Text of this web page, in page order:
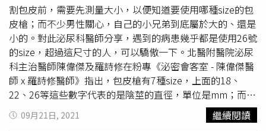
老婆知道，只好用暗號訴苦，還相約朋友吃冰，而其中的老
虎圖形，暗指原PO為「母老虎」，讓原PO看了哭笑不得。
這位人夫深怕被老婆知道，只好用暗號訴苦，還相約朋友吃
冰。（圖／翻攝爆怨公社）原PO終於鬆口氣表示，「到底
要多無聊，才會這麼多出頭？我只是禁止吃冰而已，一整個
夏天每天都兩碗剉冰...有點太過頭。至於股票...頭痛，男人
啊」，網友看完後秒跪在地上，笑虧「笑死 ～要多鐵的兄
弟才能溝通」、「他們根本心靈伴侶誒」，還有網友慶幸，
這位人夫只是為了出門吃冰，之前大家臆測真的太嚇人了。
割包皮前，需要先測量大小，以便知道要使用哪種size的包
皮槍；而不少男性關心，自己的小兄弟到底屬於大的、還是
小的。對此泌尿科醫師分享，遇到的病患幾乎都是使用26號
的size，超過這尺寸的人，可以驕傲一下。北醫附醫院泌尿
科主治醫師陳偉傑及羅詩修在粉專《泌密會客室 - 陳偉傑醫
師 x 羅詩修醫師》指出，包皮槍有7種size，上面的18、
22、26等這些數字代表的是陰莖的直徑，單位是mm；而在
割包皮之前，必須在還沒勃起的狀態下量尺寸，由泌尿科醫
生們精密測量。大多數人使用26號。（圖／翻攝自臉書／泌
09月21日, 2021 繼續閱讀